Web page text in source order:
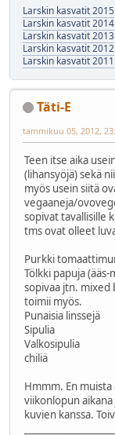
Larskin kasvatit 2015
Larskin kasvatit 2014
Larskin kasvatit 2013
Larskin kasvatit 2012
Larskin kasvatit 2011
Täti-E
tammikuu 05, 2012,
Teen itse aika
(lihansyöjä) sekä
myös usein siitä
vegaaneja/
sopivat tavallisille
tms ovat olleet
Purkki
Tölkki papuja
sopivaa jtn. mixed
toimii myös.
Punaisia linssejä
Sipulia
Valkosipulia
chiliä
Hmmm. En
viikonlopun
kuvien kanssa.